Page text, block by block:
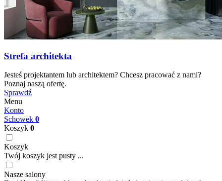
Strefa architekta
Jesteś projektantem lub architektem? Chcesz pracować z nami?
Poznaj naszą ofertę.
Sprawdź
Menu
Konto
Schowek 0
Koszyk 0
Koszyk
Twój koszyk jest pusty ...
Nasze salony